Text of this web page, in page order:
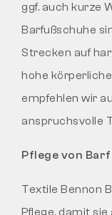
ggf. auch kurze
Barfußschuhe
Strecken auf
hohe
empfehlen wir
anspruchsvolle
Pflege von
Textile Bennon
Pflege, damit